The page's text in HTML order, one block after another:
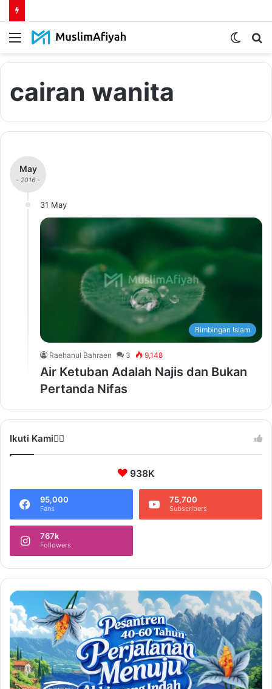
Menu
Switch
cairan wanita
May
- 2016 -
31 May
Bimbingan Islam
Raehanul Bahraen 3 9,148
Air Ketuban Adalah Najis dan Bukan
Pertanda Nifas
Ikuti Kami❤️‍🔥
938K
95,000
Fans
75,700
Subscribers
767k
Followers